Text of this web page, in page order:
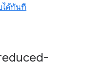
ได้ทันที